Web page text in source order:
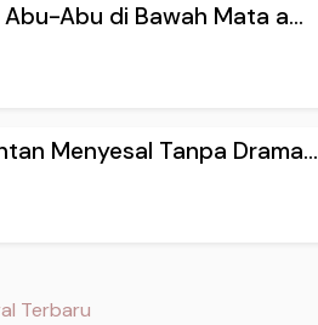
Abu di Bawah Mata a...
Menyesal Tanpa Drama...
Terbaru